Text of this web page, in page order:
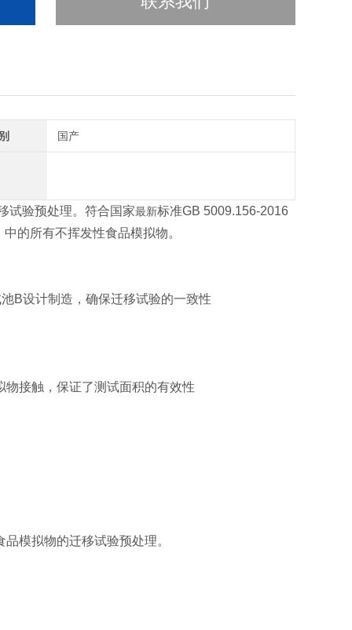
国产
试验预处理。符合国家最新标准GB 5009.156-2016
的所有不挥发性食品模拟物。
B设计制造，确保迁移试验的一致性
接触，保证了测试面积的有效性
模拟物的迁移试验预处理。